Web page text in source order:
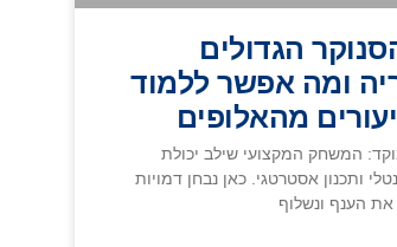
הגדולים
ומה אפשר ללמוד
מהאלופים
המשחק המקצועי שילב יכולת
ותכנון אסטרטגי. כאן נבחן דמויות
הענף ונשלוף